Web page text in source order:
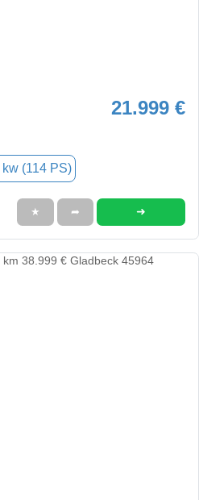
21.999 €
kw (114 PS)
★ ➦ ➜